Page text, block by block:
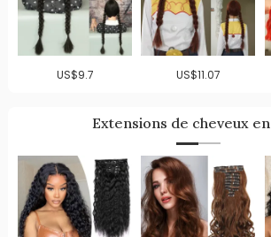
US$9.7 US$11.07
Extensions de cheveux